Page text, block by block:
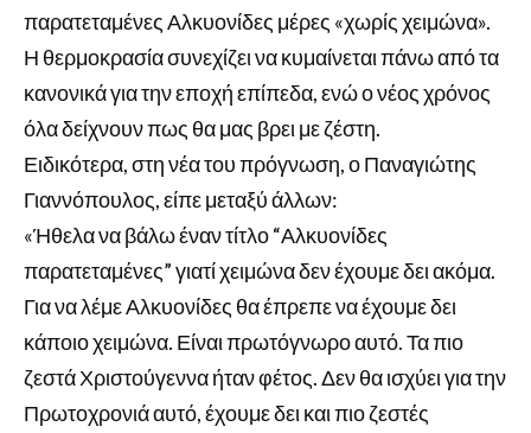
παρατεταμένες Αλκυονίδες μέρες «χωρίς χειμώνα».
Η θερμοκρασία συνεχίζει να κυμαίνεται πάνω από τα
κανονικά για την εποχή επίπεδα, ενώ ο νέος χρόνος
όλα δείχνουν πως θα μας βρει με ζέστη.
Ειδικότερα, στη νέα του πρόγνωση, ο Παναγιώτης
Γιαννόπουλος, είπε μεταξύ άλλων:
«Ήθελα να βάλω έναν τίτλο “Αλκυονίδες
παρατεταμένες” γιατί χειμώνα δεν έχουμε δει ακόμα.
Για να λέμε Αλκυονίδες θα έπρεπε να έχουμε δει
κάποιο χειμώνα. Είναι πρωτόγνωρο αυτό. Τα πιο
ζεστά Χριστούγεννα ήταν φέτος. Δεν θα ισχύει για την
Πρωτοχρονιά αυτό, έχουμε δει και πιο ζεστές